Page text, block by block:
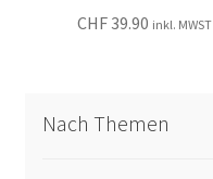
CHF39.90 inkl. MWST
Nach Themen